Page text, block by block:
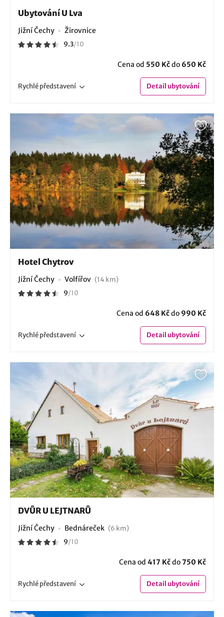
Ubytování U Lva
Jižní Čechy Žirovnice
9.3/10
Cena od 550 Kčdo 650 Kč
Rychlépředstavení Detailubytování
Hotel Chytrov
Jižní Čechy Volfířov (14 km)
9/10
Cena od 648 Kčdo 990 Kč
Rychlépředstavení Detailubytování
DVŮR U LEJTNARŮ
Jižní Čechy Bednáreček (6 km)
9/10
Cena od 417 Kčdo750 Kč
Rychlépředstavení Detailubytování